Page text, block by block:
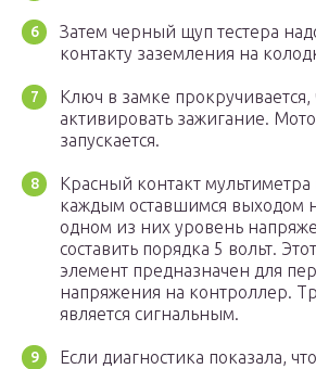
Затем черный щуп тестера
контакту заземления на
Ключ в замке прокручивается,
активировать зажигание.
запускается.
Красный контакт мультиметра
каждым оставшимся выходом
одном из них уровень
составить порядка 5 вольт.
элемент предназначен для
напряжения на контроллер.
является сигнальным.
Если диагностика показала,